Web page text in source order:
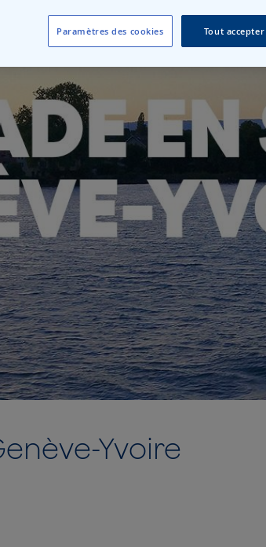
Yvoire
Paramètres des cookies Tout accepter